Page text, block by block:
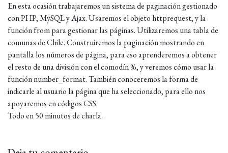
En esta ocasión trabajaremos un sistema de paginación gestionado
con PHP, MySQL y Ajax. Usaremos el objeto httprequest, y la
función from para gestionar las páginas. Utilizaremos una tabla de
comunas de Chile. Construiremos la paginación mostrando en
pantalla los números de página, para eso aprenderemos a obtener
el resto de una división con el comodín %, y veremos cómo usar la
función number_format. También conoceremos la forma de
indicarle al usuario la página que ha seleccionado, para ello nos
apoyaremos en códigos CSS.
Todo en 50 minutos de charla.